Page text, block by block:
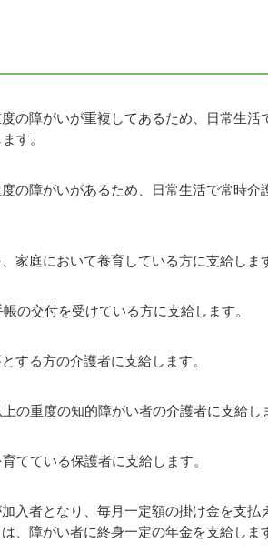
の障がいが重複してあるため、日常生活
す。
の障がいがあるため、日常生活で常時介
家庭において養育している方に支給しま
の交付を受けている方に支給します。
する方の介護者に支給します。
の重度の知的障がい者の介護者に支給し
てている保護者に支給します。
入者となり、毎月一定額の掛け金を支払
、障がい者に終身一定の年金を支給しま